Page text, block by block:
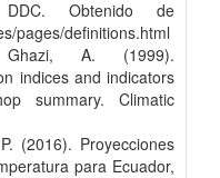
Obtenido de
pages/definitions.html
A. (1999).
indices and indicators
summary. Climatic
(2016). Proyecciones
para Ecuador,